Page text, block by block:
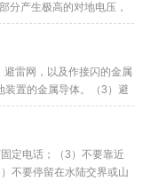
分产生极高的对地电压，
直击雷的巨大的雷电流通
易燃物品的燃烧或造成金
避雷网，以及作接闪的金属
装置的金属导体。（3）避
设备。使用时将避雷器安
下避雷器不导通（最多只
定电话；（3）不要靠近
不要停留在水陆交界或山